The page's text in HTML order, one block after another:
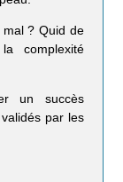
? Quid de
complexité
un succès
par les